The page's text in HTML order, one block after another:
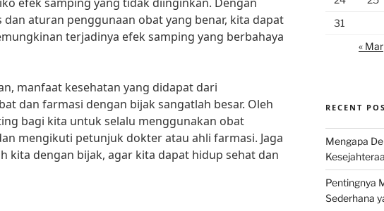
aturan penggunaan obat yang benar, kita dapat
terjadinya efek samping yang berbahaya
manfaat kesehatan yang didapat dari
dan farmasi dengan bijak sangatlah besar. Oleh
bagi kita untuk selalu menggunakan obat
mengikuti petunjuk dokter atau ahli farmasi. Jaga
kita dengan bijak, agar kita dapat hidup sehat dan
31
« Mar
RECENT
Mengapa
Pentingnya
Sederhana